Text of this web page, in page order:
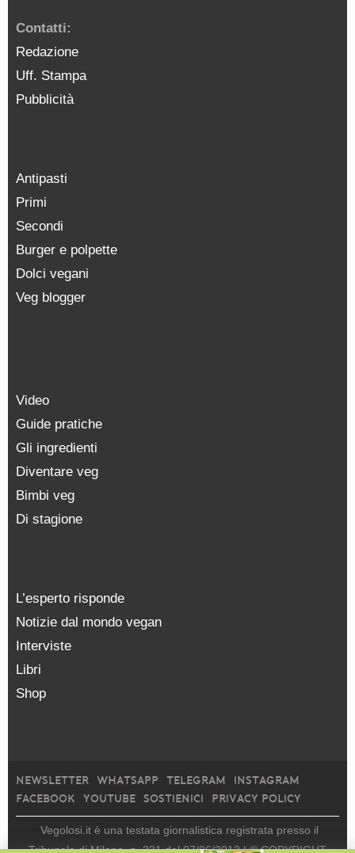
Contatti:
Redazione
Uff. Stampa
Pubblicità
Antipasti
Primi
Secondi
Burger e polpette
Dolci vegani
Veg blogger
Video
Guide pratiche
Gli ingredienti
Diventare veg
Bimbi veg
Di stagione
L’esperto risponde
Notizie dal mondo vegan
Interviste
Libri
Shop
NEWSLETTER WHATSAPP TELEGRAM
INSTAGRAM
FACEBOOK
YOUTUBE SOSTIENICI PRIVACY POLICY
Vegolosi.it è una testata giornalistica registrata presso il
Tribunale di Milano, n. 231 del 07/06/2013 |© COPYRIGHT